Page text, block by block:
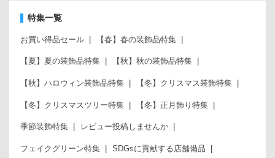
特集一覧
お買い得品セール 【春】春の装飾品特集
【夏】夏の装飾品特集 【秋】秋の装飾品特集
【秋】ハロウィン装飾品特集 【冬】クリスマス装飾特集
【冬】クリスマスツリー特集 【冬】正月飾り特集
季節装飾特集 レビュー投稿しませんか
フェイクグリーン特集 SDGsに貢献する店舗備品